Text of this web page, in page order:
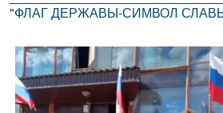
"ФЛАГ ДЕРЖАВЫ-СИМВОЛ